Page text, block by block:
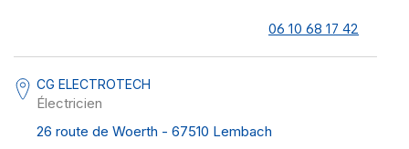
06 10 68 17 42
CG ELECTROTECH
Électricien
26 route de Woerth - 67510 Lembach